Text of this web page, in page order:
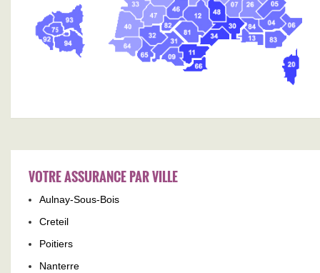
VOTRE ASSURANCE PAR VILLE
Aulnay-Sous-Bois
Creteil
Poitiers
Nanterre